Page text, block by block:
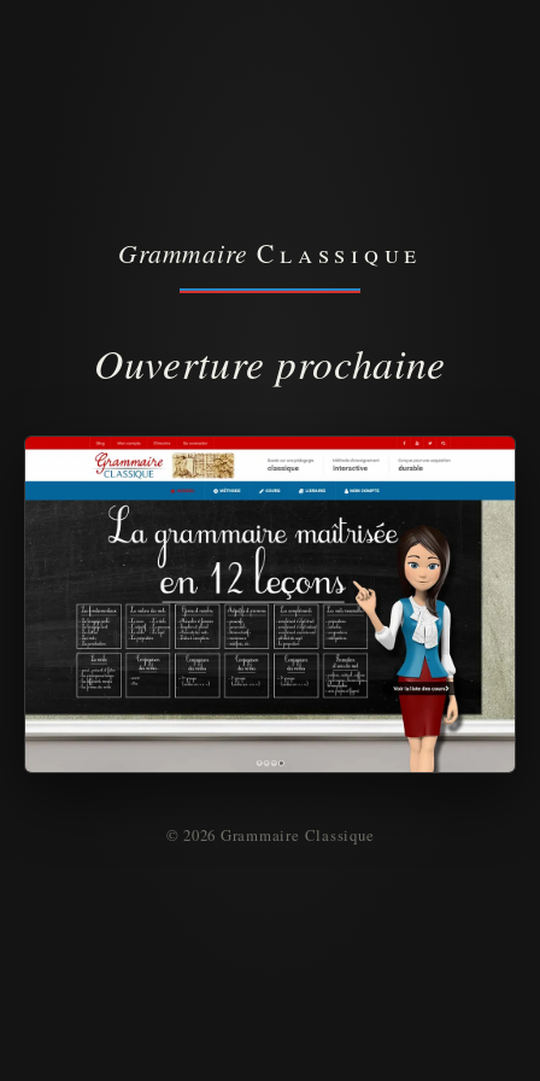
Grammaire Classique
Ouverture prochaine
© 2026 Grammaire Classique